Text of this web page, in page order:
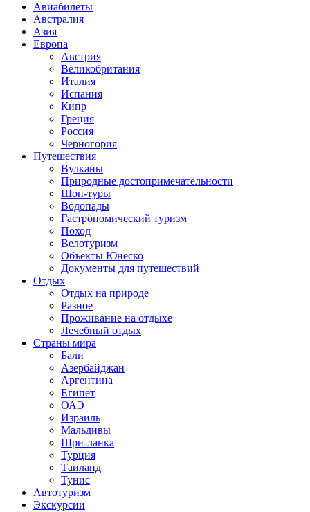
Авиабилеты
Австралия
Азия
Европа
Австрия
Великобритания
Италия
Испания
Кипр
Греция
Россия
Черногория
Путешествия
Вулканы
Природные достопримечательности
Шоп-туры
Водопады
Гастрономический туризм
Поход
Велотуризм
Объекты Юнеско
Документы для путешествий
Отдых
Отдых на природе
Разное
Проживание на отдыхе
Лечебный отдых
Страны мира
Бали
Азербайджан
Аргентина
Египет
ОАЭ
Израиль
Мальдивы
Шри-ланка
Турция
Таиланд
Тунис
Автотуризм
Экскурсии